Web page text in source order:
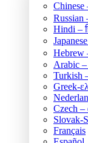
Chinese
Russian
Hindi –
Turkish
Greek-
Czech –
Slovak-
Français